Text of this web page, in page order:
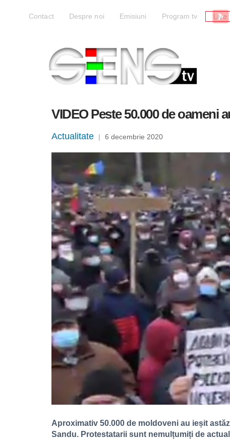
Contact Despre noi Emisiuni Program tv Live
VIDEO Peste 50.000 de oameni
Actualitate | 6 decembrie 2020
Aproximativ 50.000 de moldoveni au ieșit
Sandu. Protestatarii sunt nemulțumiți de